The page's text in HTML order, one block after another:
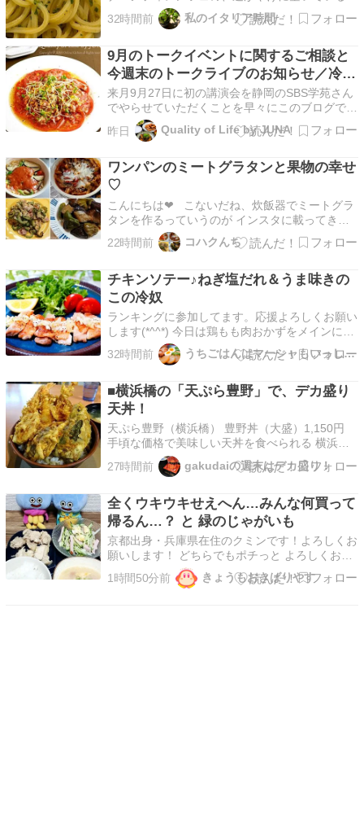
そういえばもう、8月になったのだった…と、そ
れで気づいた。おそらく、中心街は観光客でいっ
いる自分の周りが静かで穏やかなのは、やはり落
ち着く…
32時間前 私のイタリア時間
9月のトークイベントに関するご相談と
今週末のトークライブのお知らせ／冷や
しトマトのオニオンベーコンドレッシン
グがけ
来月9月27日に初の講演会を静岡のSBS学苑さん
でやらせていただくことを早々にこのブログでも
お伝えしたのですが↓今日はその講演会にあた
り、みなさんにちょっと聞いてみたいことがあり
た。みなさんにとって楽しく、そして有益なトー
クができたらと思…
昨日 Quality of Life by JUNA
ワンパンのミートグラタンと果物の幸せ
♡
こんにちは❤ こないだね、炊飯器でミートグラ
タンを作るっていうのが インスタに載ってきた
んですけど フライパンでもいいんじゃない？と
か思って マカロニと、適当に水と、ナスやトマ
乗っけて作ったんです。 最後にチーズをのせ
て、蓋し…
22時間前 コハクんち
チキンソテー♪ねぎ塩だれ＆うま味きの
この冷奴
ランキングに参加してます。応援よろしくお願い
します(*^^*) 今日は鶏もも肉おかずをメインにい
ただきました。 万能たれのひとつ、 ねぎ塩だれ
をカリカリに焼いたチキンソテーにかけていただ
と、 オリーブ油やサラダ油（適量）＋ごま油
（適量）…
32時間前 うちごはんはマーシャもいっしょ♪
■横浜橋の「天ぷら豊野」で、デカ盛り
天丼！
天ぷら豊野（横浜橋） 豊野丼（大盛）1,150円
手頃な価格で美味しい天丼を食べられる 横浜橋
の『天ぷら豊野』。 土曜日の10時55分で、開店
待ちは１人。 お姉様が「雨だからどうぞ！」と
席の店内は、 明るくカジュアルな喫茶店という
雰囲…
27時間前 gakudaiの週末はデカ盛り！
全くウキウキせえへん…みんな何買って
帰るん…？ と 緑のじゃがいも
京都出身・兵庫県在住のクミンです！よろしくお
願いします！ どちらでもポチっと よろしくお願
いします日記・雑談(主婦)ランキング 日記・雑談
(主婦)ランキング 昨日の記事です！『兵庫県の卵
1時間50分前 きょうもおきばりやす